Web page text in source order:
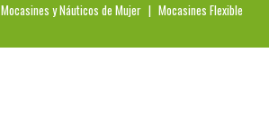
Mocasines y Náuticos de Mujer | Mocasines Flexible